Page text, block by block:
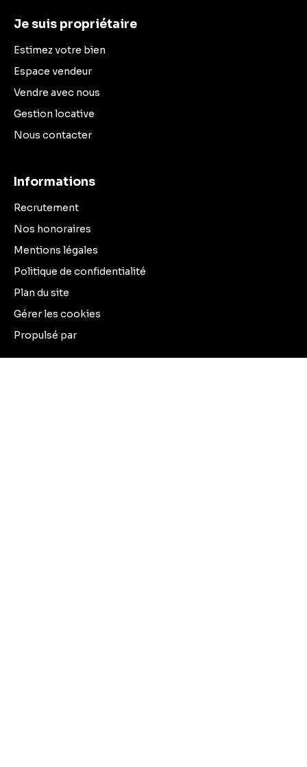
Je suis propriétaire
Estimez votre bien
Espace vendeur
Vendre avec nous
Gestion locative
Nous contacter
Informations
Recrutement
Nos honoraires
Mentions légales
Politique de confidentialité
Plan du site
Gérer les cookies
Propulsé par